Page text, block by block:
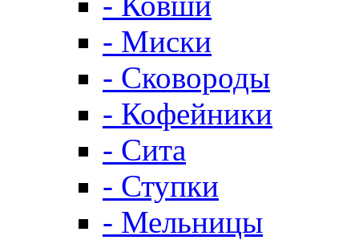
- Миски
- Сковороды
- Кофейники
- Сита
- Ступки
- Мельницы